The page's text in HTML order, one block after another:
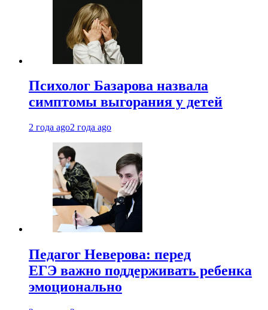
Психолог Базарова назвала
симптомы выгорания у детей
2 года ago2 года ago
Педагог Неверова: перед
ЕГЭ важно поддерживать ребенка
эмоционально